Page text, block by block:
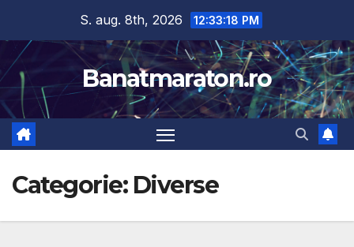
content
S. aug. 8th, 2026 12:33:19 PM
Banatmaraton.ro
Categorie: Diverse